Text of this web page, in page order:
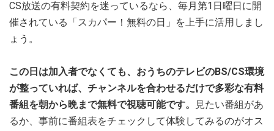
CS放送の有料契約を迷っているなら、毎月第1日曜日に開
催されている「スカパー！無料の日」を上手に活用しまし
ょう。
この日は加入者でなくても、おうちのテレビのBS/CS環境
が整っていれば、チャンネルを合わせるだけで多彩な有料
番組を朝から晩まで無料で視聴可能です。
見たい番組があ
るか、事前に番組表をチェックして体験してみるのがオス